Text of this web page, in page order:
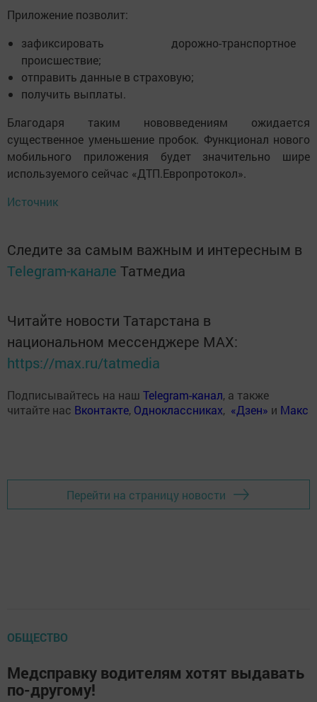
Приложение позволит:
зафиксировать дорожно-транспортное
происшествие;
отправить данные в страховую;
получить выплаты.
Благодаря таким нововведениям ожидается
существенное уменьшение пробок. Функционал нового
мобильного приложения будет значительно шире
используемого сейчас «ДТП.Европротокол».
Источник
Следите за самым важным и интересным в
Telegram-канале Татмедиа
Читайте новости Татарстана в
национальном мессенджере MАХ:
https://max.ru/tatmedia
Подписывайтесь на наш Telegram-канал, а также
читайте нас Вконтакте, Одноклассниках, «Дзен» и Макс
Перейти на страницу новости
ОБЩЕСТВО
Медсправку водителям хотят выдавать
по-другому!